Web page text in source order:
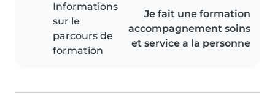
Informations
sur le
parcours de
formation
Je fait une formation
accompagnement soins
et service a la personne